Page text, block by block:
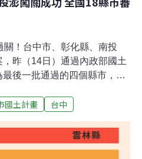
！台中市、彰化縣、南投
昨（14日）通過內政部國土
後一批通過的四個縣市，意
市的國土計畫草案皆已原則通
國土法》原訂縣市國土計畫
，卻因作業時程延宕，立法
國土計畫 台中